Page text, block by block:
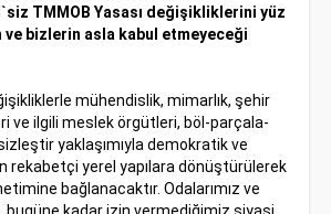
TMMOB Yasası değişikliklerini yüz
ve bizlerin asla kabul etmeyeceği
mühendislik, mimarlık, şehir
ve ilgili meslek örgütleri, böl-parçala-
yaklaşımıyla demokratik ve
rekabetçi yerel yapılara dönüştürülerek
bağlanacaktır. Odalarımız ve